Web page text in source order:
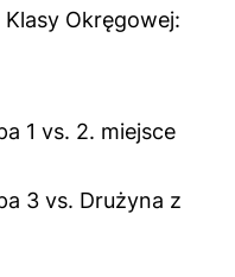
Okręgowej:
1 vs. 2. miejsce
3 vs. Drużyna z